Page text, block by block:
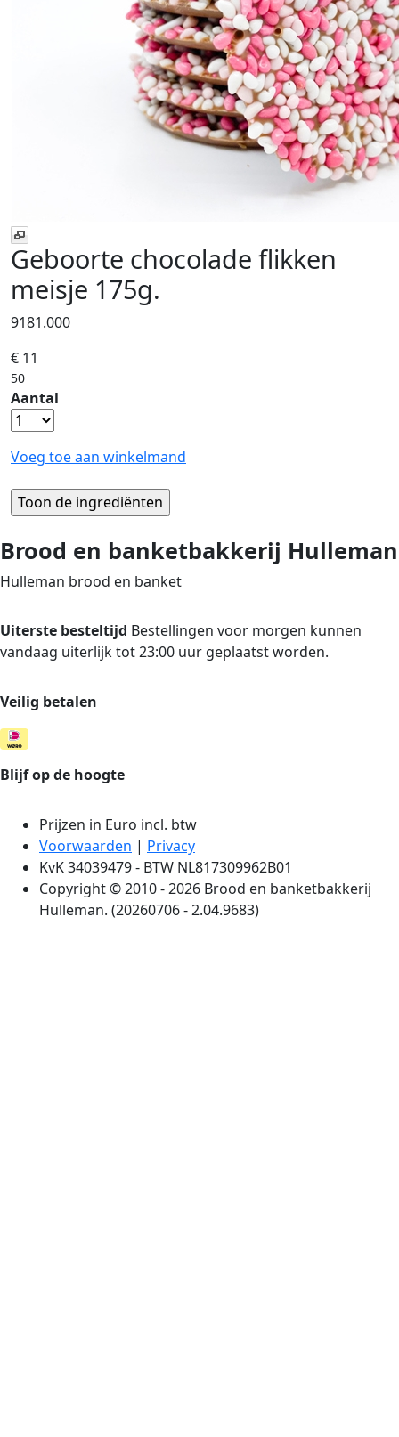
Geboorte chocolade flikken
meisje 175g.
9181.000
€ 11
50
Aantal
Voeg toe aan winkelmand
Brood en banketbakkerij Hulleman
Hulleman brood en banket
Uiterste besteltijd Bestellingen voor morgen kunnen
vandaag uiterlijk tot 23:00 uur geplaatst worden.
Veilig betalen
Blijf op de hoogte
Prijzen in Euro incl. btw
Voorwaarden | Privacy
KvK 34039479 - BTW NL817309962B01
Copyright © 2010 - 2026 Brood en banketbakkerij
Hulleman. (20260706 - 2.04.9683)